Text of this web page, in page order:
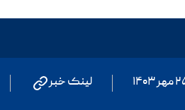
۱۴۰۳
لینک خبر